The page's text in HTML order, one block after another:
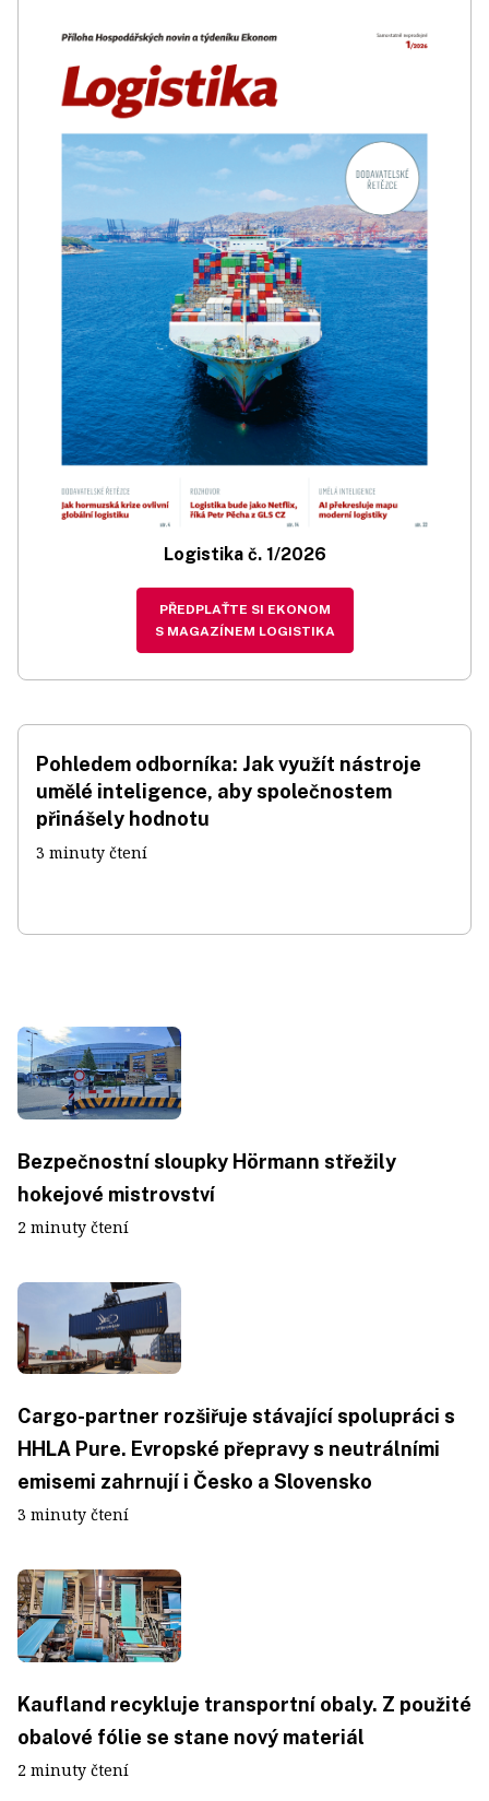
Logistika č. 1/2026
PŘEDPLAŤTE SI EKONOM
S MAGAZÍNEM LOGISTIKA
Pohledem odborníka: Jak využít nástroje
umělé inteligence, aby společnostem
přinášely hodnotu
3 minuty čtení
Bezpečnostní sloupky Hörmann střežily
hokejové mistrovství
2 minuty čtení
Cargo-partner rozšiřuje stávající spolupráci s
HHLA Pure. Evropské přepravy s neutrálními
emisemi zahrnují i Česko a Slovensko
3 minuty čtení
Kaufland recykluje transportní obaly. Z použité
obalové fólie se stane nový materiál
2 minuty čtení